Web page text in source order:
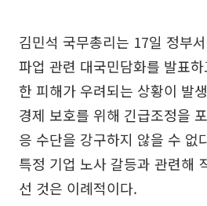
김민석 국무총리는 17일 정부
파업 관련 대국민담화를 발표
한 피해가 우려되는 상황이 발
경제 보호를 위해 긴급조정을
응 수단을 강구하지 않을 수 없
특정 기업 노사 갈등과 관련해
선 것은 이례적이다.